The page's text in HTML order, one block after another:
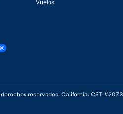
Vuelos
reservados. California: CST